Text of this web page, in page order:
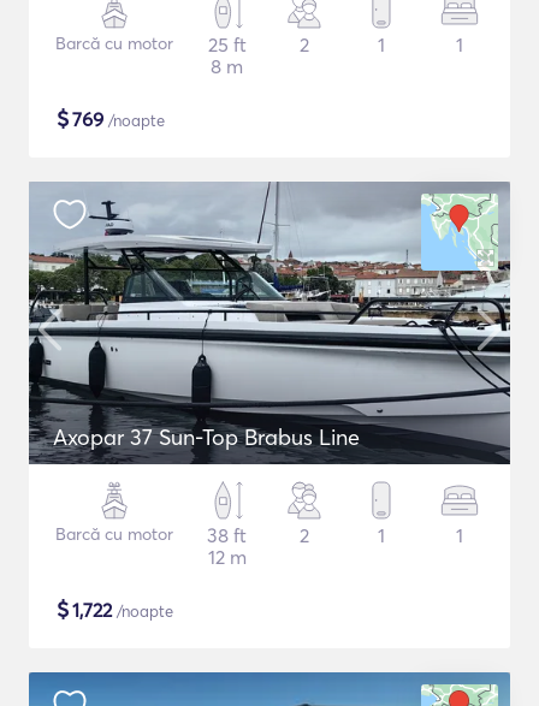
Barcă cu motor
25 ft
8 m
2 1 1
$769 /noapte
Axopar 37 Sun-Top Brabus Line
Barcă cu motor
38 ft
12 m
2 1 1
$1,722/noapte